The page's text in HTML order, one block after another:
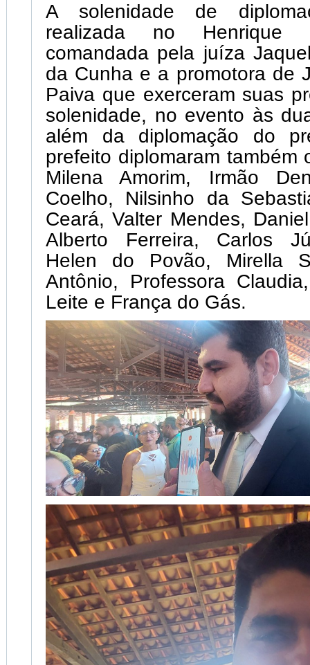
A solenidade de
realizada no Henrique
comandada pela juíza
da Cunha e a promotora de
Paiva que exerceram suas
solenidade, no evento às
além da diplomação do
prefeito diplomaram também
Milena Amorim, Irmão
Coelho, Nilsinho da
Ceará, Valter Mendes,
Alberto Ferreira, Carlos
Helen do Povão, Mirella
Antônio, Professora
Leite e França do Gás.